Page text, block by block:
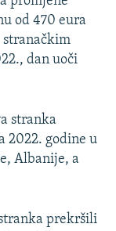
od 470 eura
stranačkim
dan uoči
stranka
2022. godine u
Albanije, a
prekršili